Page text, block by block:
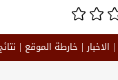
الاخبار خارطة الموقع